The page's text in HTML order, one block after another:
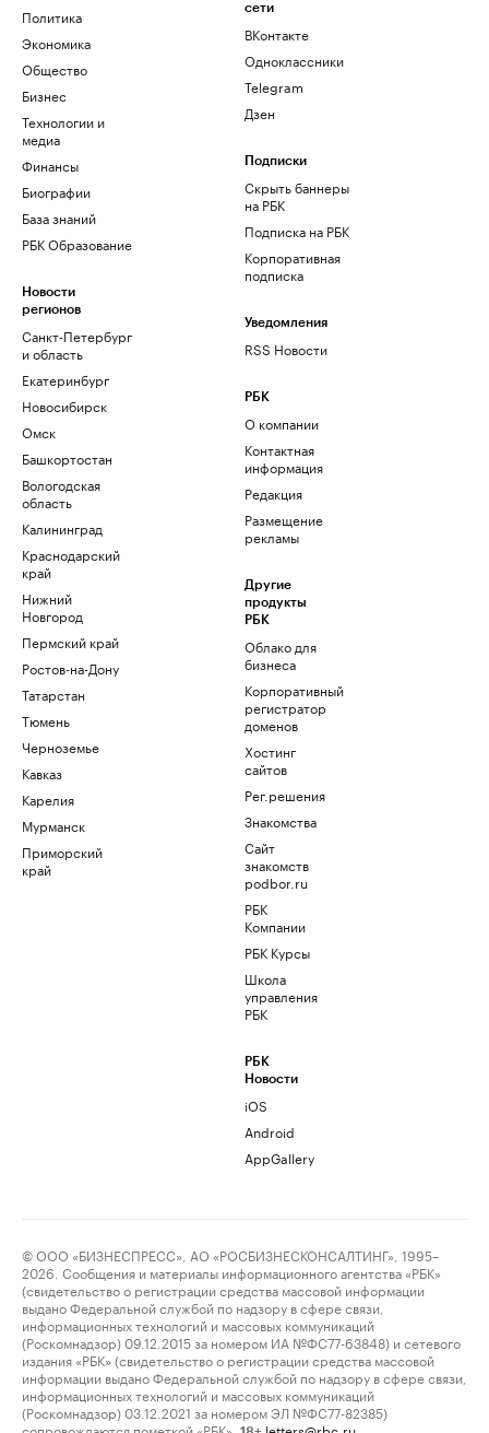
Политика
Экономика
Общество
Бизнес
Технологии и
медиа
Финансы
Биографии
База знаний
РБК Образование
Новости
регионов
Санкт-Петербург
и область
Екатеринбург
Новосибирск
Омск
Башкортостан
Вологодская
область
Калининград
Краснодарский
край
Нижний
Новгород
Пермский край
Ростов-на-Дону
Татарстан
Тюмень
Черноземье
Кавказ
Карелия
Мурманск
Приморский
край
сети
ВКонтакте
Одноклассники
Telegram
Дзен
Подписки
Скрыть баннеры
на РБК
Подписка на РБК
Корпоративная
подписка
Уведомления
RSS Новости
РБК
О компании
Контактная
информация
Редакция
Размещение
рекламы
Другие
продукты
РБК
Облако для
бизнеса
Корпоративный
регистратор
доменов
Хостинг
сайтов
Рег.решения
Знакомства
Сайт
знакомств
podbor.ru
РБК
Компании
РБК Курсы
Школа
управления
РБК
РБК
Новости
iOS
Android
AppGallery
© ООО «БИЗНЕСПРЕСС», АО «РОСБИЗНЕСКОНСАЛТИНГ», 1995–
2026. Сообщения и материалы информационного агентства «РБК»
(свидетельство о регистрации средства массовой информации
выдано Федеральной службой по надзору в сфере связи,
информационных технологий и массовых коммуникаций
(Роскомнадзор) 09.12.2015 за номером ИА №ФС77-63848) и сетевого
издания «РБК» (свидетельство о регистрации средства массовой
информации выдано Федеральной службой по надзору в сфере связи,
информационных технологий и массовых коммуникаций
(Роскомнадзор) 03.12.2021 за номером ЭЛ №ФС77-82385)